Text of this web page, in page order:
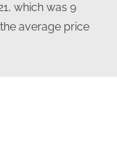
which was 9
average price